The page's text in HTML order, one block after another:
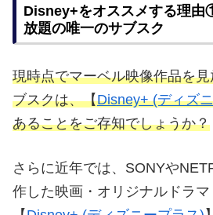
Disney+をオススメする理
放題の唯一のサブスク
現時点でマーベル映像作品を
ブスクは、【Disney+ (ディズ
あることをご存知でしょうか？
さらに近年では、SONYや
作した映画・オリジナルドラマ